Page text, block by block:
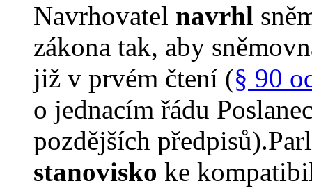
Navrhovatel navrhl
zákona tak, aby
již v prvém čtení (§ 90
o jednacím řádu
pozdějších
stanovisko ke